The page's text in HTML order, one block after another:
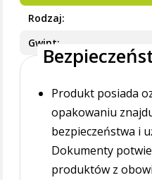
Rodzaj
Gwint
Produkt posiada
opakowaniu
bezpieczeństwa i
Dokumenty
produktów z